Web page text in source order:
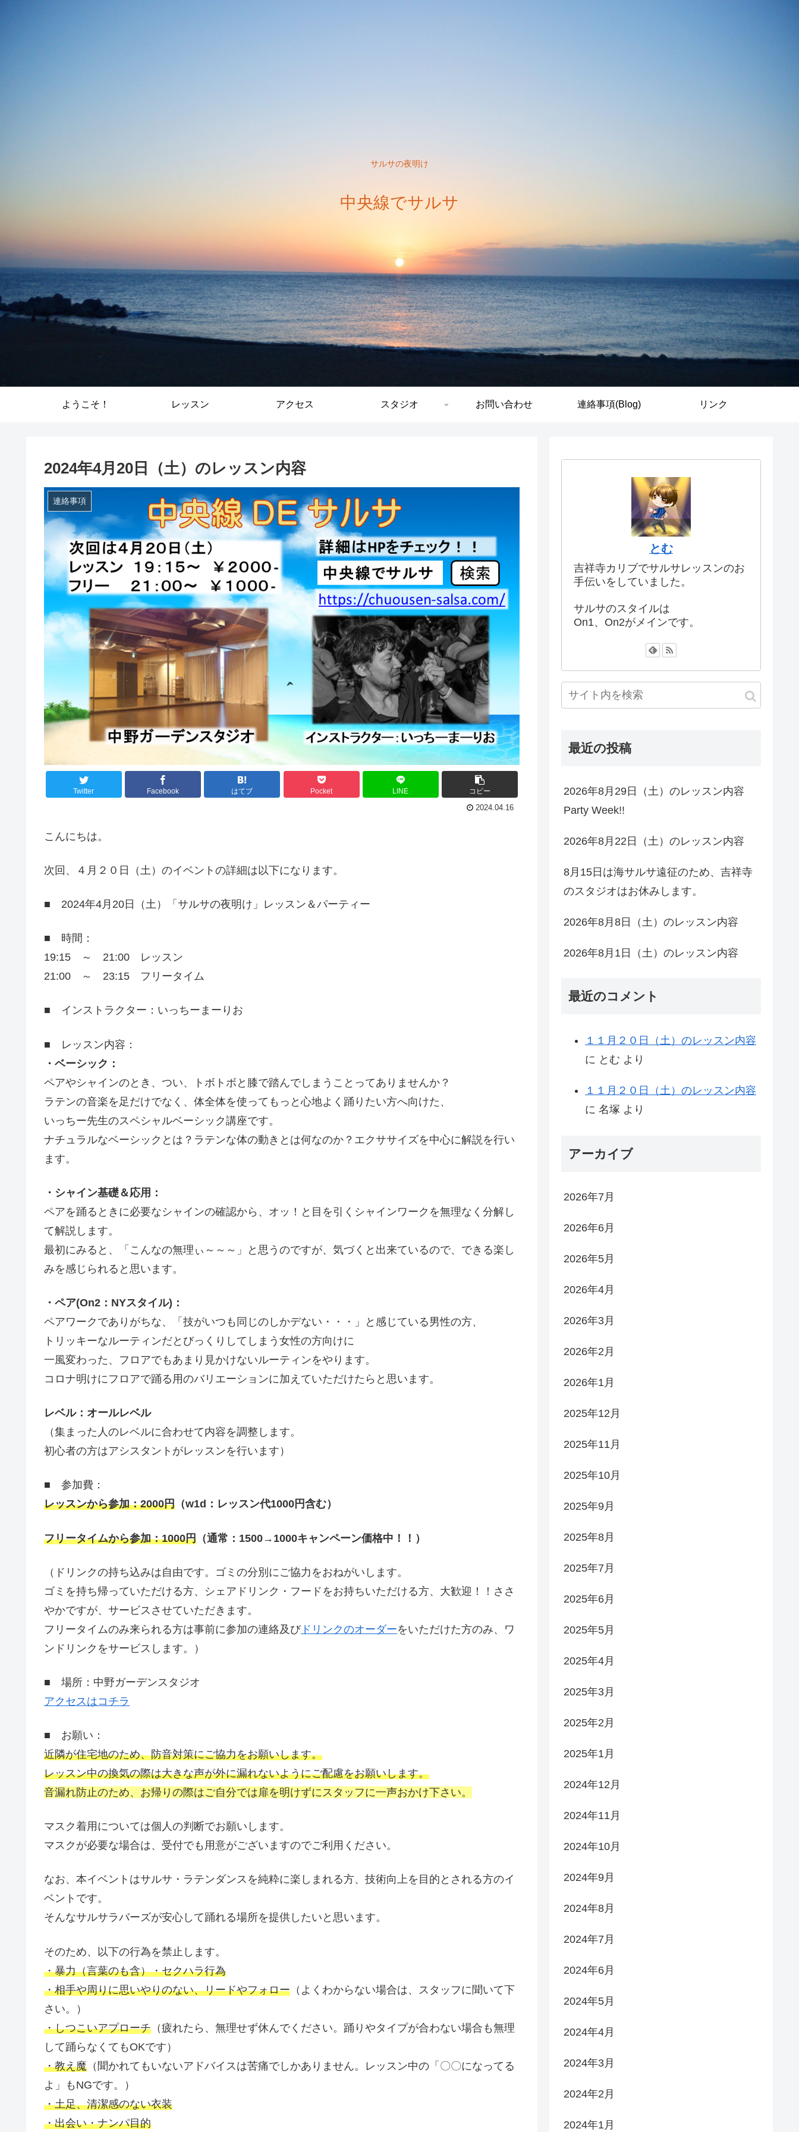
サルサの夜明け
中央線でサルサ
ようこそ！ レッスン アクセス スタジオ お問い合わせ 連絡事項(Blog) リンク
2024年4月20日（土）のレッスン内容
連絡事項
Twitter Facebook はてブ Pocket LINE コピー
2024.04.16
こんにちは。
次回、４月２０日（土）のイベントの詳細は以下になります。
■ 2024年4月20日（土）「サルサの夜明け」レッスン＆パーティー
■ 時間：
19:15 ～ 21:00 レッスン
21:00 ～ 23:15 フリータイム
■ インストラクター：いっちーまーりお
■ レッスン内容：
・ベーシック：
ペアやシャインのとき、つい、トボトボと膝で踏んでしまうことってありませんか？
ラテンの音楽を足だけでなく、体全体を使ってもっと心地よく踊りたい方へ向けた、
いっちー先生のスペシャルベーシック講座です。
ナチュラルなベーシックとは？ラテンな体の動きとは何なのか？エクササイズを中心に解説を行い
ます。
・シャイン基礎＆応用：
ペアを踊るときに必要なシャインの確認から、オッ！と目を引くシャインワークを無理なく分解し
て解説します。
最初にみると、「こんなの無理ぃ～～～」と思うのですが、気づくと出来ているので、できる楽し
みを感じられると思います。
・ペア(On2：NYスタイル)：
ペアワークでありがちな、「技がいつも同じのしかデない・・・」と感じている男性の方、
トリッキーなルーティンだとびっくりしてしまう女性の方向けに
一風変わった、フロアでもあまり見かけないルーティンをやります。
コロナ明けにフロアで踊る用のバリエーションに加えていただけたらと思います。
レベル：オールレベル
（集まった人のレベルに合わせて内容を調整します。
初心者の方はアシスタントがレッスンを行います）
■ 参加費：
レッスンから参加：2000円 （w1d ：レッスン代1000 円含む）
フリータイムから参加：1000円 （通常： 1500→1000キャンペーン価格中！！）
（ドリンクの持ち込みは自由です。ゴミの分別にご協力をおねがいします。
ゴミを持ち帰っていただける方、シェアドリンク・フードをお持ちいただける方、大歓迎！！ささ
やかですが、サービスさせていただきます。
フリータイムのみ来られる方は事前に参加の連絡及びドリンクのオーダーをいただけた方のみ、ワ
ンドリンクをサービスします。）
■ 場所：中野ガーデンスタジオ
アクセスはコチラ
■ お願い：
近隣が住宅地のため、防音対策にご協力をお願いします。
レッスン中の換気の際は大きな声が外に漏れないようにご配慮をお願いします。
音漏れ防止のため、お帰りの際はご自分では扉を明けずにスタッフに一声おかけ下さい。
マスク着用については個人の判断でお願いします。
マスクが必要な場合は、受付でも用意がございますのでご利用ください。
なお、本イベントはサルサ・ラテンダンスを純粋に楽しまれる方、技術向上を目的とされる方のイ
ベントです。
そんなサルサラバーズが安心して踊れる場所を提供したいと思います。
そのため、以下の行為を禁止します。
・暴力（言葉のも含）・セクハラ行為
・相手や周りに思いやりのない、リードやフォロー （よくわからない場合は、スタッフに聞いて下
さい。）
・しつこいアプローチ （疲れたら、無理せず休んでください。踊りやタイプが合わない場合も無理
して踊らなくてもOKです）
・教え魔 （聞かれてもいないアドバイスは苦痛でしかありません。レッスン中の「〇〇になってる
よ」もNGです。）
・土足、清潔感のない衣装
・出会い・ナンパ目的
とむ
吉祥寺カリブでサルサレッスンのお
手伝いをしていました。
サルサのスタイルは
On1、On2がメインです。
最近の投稿
2026年8月29日（土）のレッスン内容
Party Week!!
2026年8月22日（土）のレッスン内容
8月15日は海サルサ遠征のため、吉祥寺
のスタジオはお休みします。
2026年8月8日（土）のレッスン内容
2026年8月1日（土）のレッスン内容
最近のコメント
１１月２０日（土）のレッスン内容
に とむ より
１１月２０日（土）のレッスン内容
に 名塚 より
アーカイブ
2026年7月
2026年6月
2026年5月
2026年4月
2026年3月
2026年2月
2026年1月
2025年12月
2025年11月
2025年10月
2025年9月
2025年8月
2025年7月
2025年6月
2025年5月
2025年4月
2025年3月
2025年2月
2025年1月
2024年12月
2024年11月
2024年10月
2024年9月
2024年8月
2024年7月
2024年6月
2024年5月
2024年4月
2024年3月
2024年2月
2024年1月